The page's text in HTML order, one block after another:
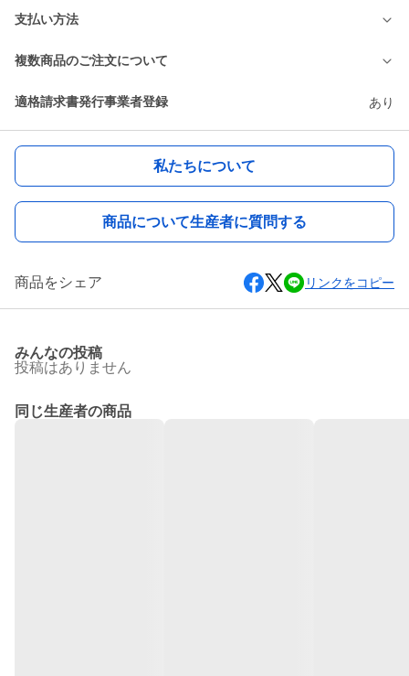
支払い方法
複数商品のご注文について
適格請求書発行事業者登録 あり
私たちについて
商品について生産者に質問する
商品をシェア リンクをコピー
みんなの投稿
投稿はありません
同じ生産者の商品